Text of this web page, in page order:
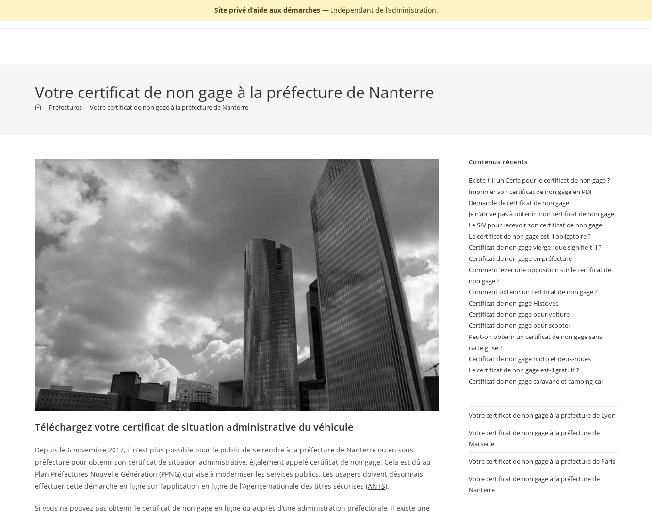
Site privé d’aide aux démarches— Indépendant de l’administration.
Votre certificat de non gage à la préfecture de Nanterre
- Préfectures - Votre certificat de non gage à la préfecture de Nanterre -
Téléchargez votre certificat de situation administrative du véhicule
Depuis le 6 novembre 2017, il n’est plus possible pour le public de se rendre à la préfecture de Nanterre ou en sous-
préfecture pour obtenir son certificat de situation administrative, également appelé certificat de non gage. Cela est dû au
Plan Préfectures Nouvelle Génération (PPNG) qui vise à moderniser les services publics. Les usagers doivent désormais
effectuer cette démarche en ligne sur l’application en ligne de l’Agence nationale des titres sécurisés (ANTS).
Si vous ne pouvez pas obtenir le certificat de non gage en ligne ou auprès d’une administration préfectorale, il existe une
Contenus récents
Existe-t-il un Cerfa pour le certificat de non gage ?
Imprimer son certificat de non gage en PDF
Demande de certificat de non gage
Je n’arrive pas à obtenir mon certificat de non gage
Le SIV pour recevoir son certificat de non gage
Le certificat de non gage est-il obligatoire ?
Certificat de non gage vierge : que signifie-t-il ?
Certificat de non gage en préfecture
Comment lever une opposition sur le certificat de
non gage ?
Comment obtenir un certificat de non gage ?
Certificat de non gage Histovec
Certificat de non gage pour voiture
Certificat de non gage pour scooter
Peut-on obtenir un certificat de non gage sans
carte grise ?
Certificat de non gage moto et deux-roues
Le certificat de non gage est-il gratuit ?
Certificat de non gage caravane et camping-car
Votre certificat de non gage à la préfecture de Lyon
Votre certificat de non gage à la préfecture de
Marseille
Votre certificat de non gage à la préfecture de Paris
Votre certificat de non gage à la préfecture de
Nanterre